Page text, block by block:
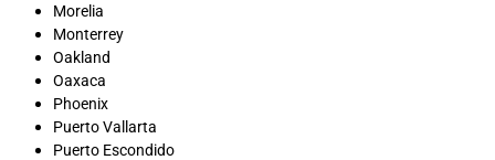
Morelia
Monterrey
Oakland
Oaxaca
Phoenix
Puerto Vallarta
Puerto Escondido